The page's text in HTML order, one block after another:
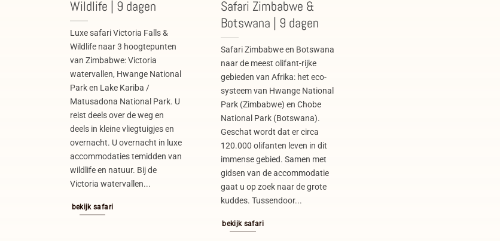
Wildlife | 9 dagen
Luxe safari Victoria Falls &
Wildlife naar 3 hoogtepunten
van Zimbabwe: Victoria
watervallen, Hwange National
Park en Lake Kariba /
Matusadona National Park. U
reist deels over de weg en
deels in kleine vliegtuigjes en
overnacht. U overnacht in luxe
accommodaties temidden van
wildlife en natuur. Bij de
Victoria watervallen...
bekijk safari
Safari Zimbabwe &
Botswana | 9 dagen
Safari Zimbabwe en Botswana
naar de meest olifant-rijke
gebieden van Afrika: het eco-
systeem van Hwange National
Park (Zimbabwe) en Chobe
National Park (Botswana).
Geschat wordt dat er circa
120.000 olifanten leven in dit
immense gebied. Samen met
gidsen van de accommodatie
gaat u op zoek naar de grote
kuddes. Tussendoor...
bekijk safari